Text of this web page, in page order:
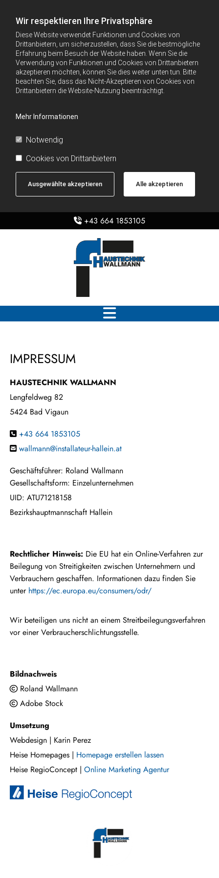
Wir respektieren Ihre Privatsphäre
Diese Website verwendet Funktionen und Cookies von
Drittanbietern, um sicherzustellen, dass Sie die bestmögliche
Erfahrung beim Besuch der Website haben. Wenn Sie die
Verwendung von Funktionen und Cookies von Drittanbietern
akzeptieren möchten, können Sie dies weiter unten tun. Bitte
beachten Sie, dass das Nicht-Akzeptieren von Cookies von
Drittanbietern die Website-Nutzung beeinträchtigt.
Mehr Informationen
Notwendig
Cookies von Drittanbietern
Ausgewählte akzeptieren Alle akzeptieren
 +43 664 1853105
IMPRESSUM
HAUSTECHNIK WALLMANN
Lengfeldweg 82
5424 Bad Vigaun
 +43 664 1853105
 wallmann@installateur-hallein.at
Geschäftsführer: Roland Wallmann
Gesellschaftsform: Einzelunternehmen
UID: ATU71218158
Bezirkshauptmannschaft Hallein
Recht­li­cher Hin­weis: Die EU hat ein On­line-Ver­fah­ren zur
Bei­le­gung von Strei­tig­kei­ten zwi­schen Un­ter­neh­mern und
Ver­brau­chern ge­schaf­fen. In­for­ma­tio­nen dazu fin­den Sie
unter https://ec.europa.eu/consumers/odr/
Wir be­tei­ligen uns nicht an einem Streit­bei­le­gungs­ver­fah­ren
vor einer Ver­brau­cher­schlich­tungs­stel­le.
Bild­nach­weis
Roland Wallmann
Adobe Stock
Um­set­zung
Webdesign | Karin Perez
Heise Home­pages | Home­page er­stel­len las­sen
Heise Re­gio­Con­cept | On­line Mar­ke­ting Agen­tur